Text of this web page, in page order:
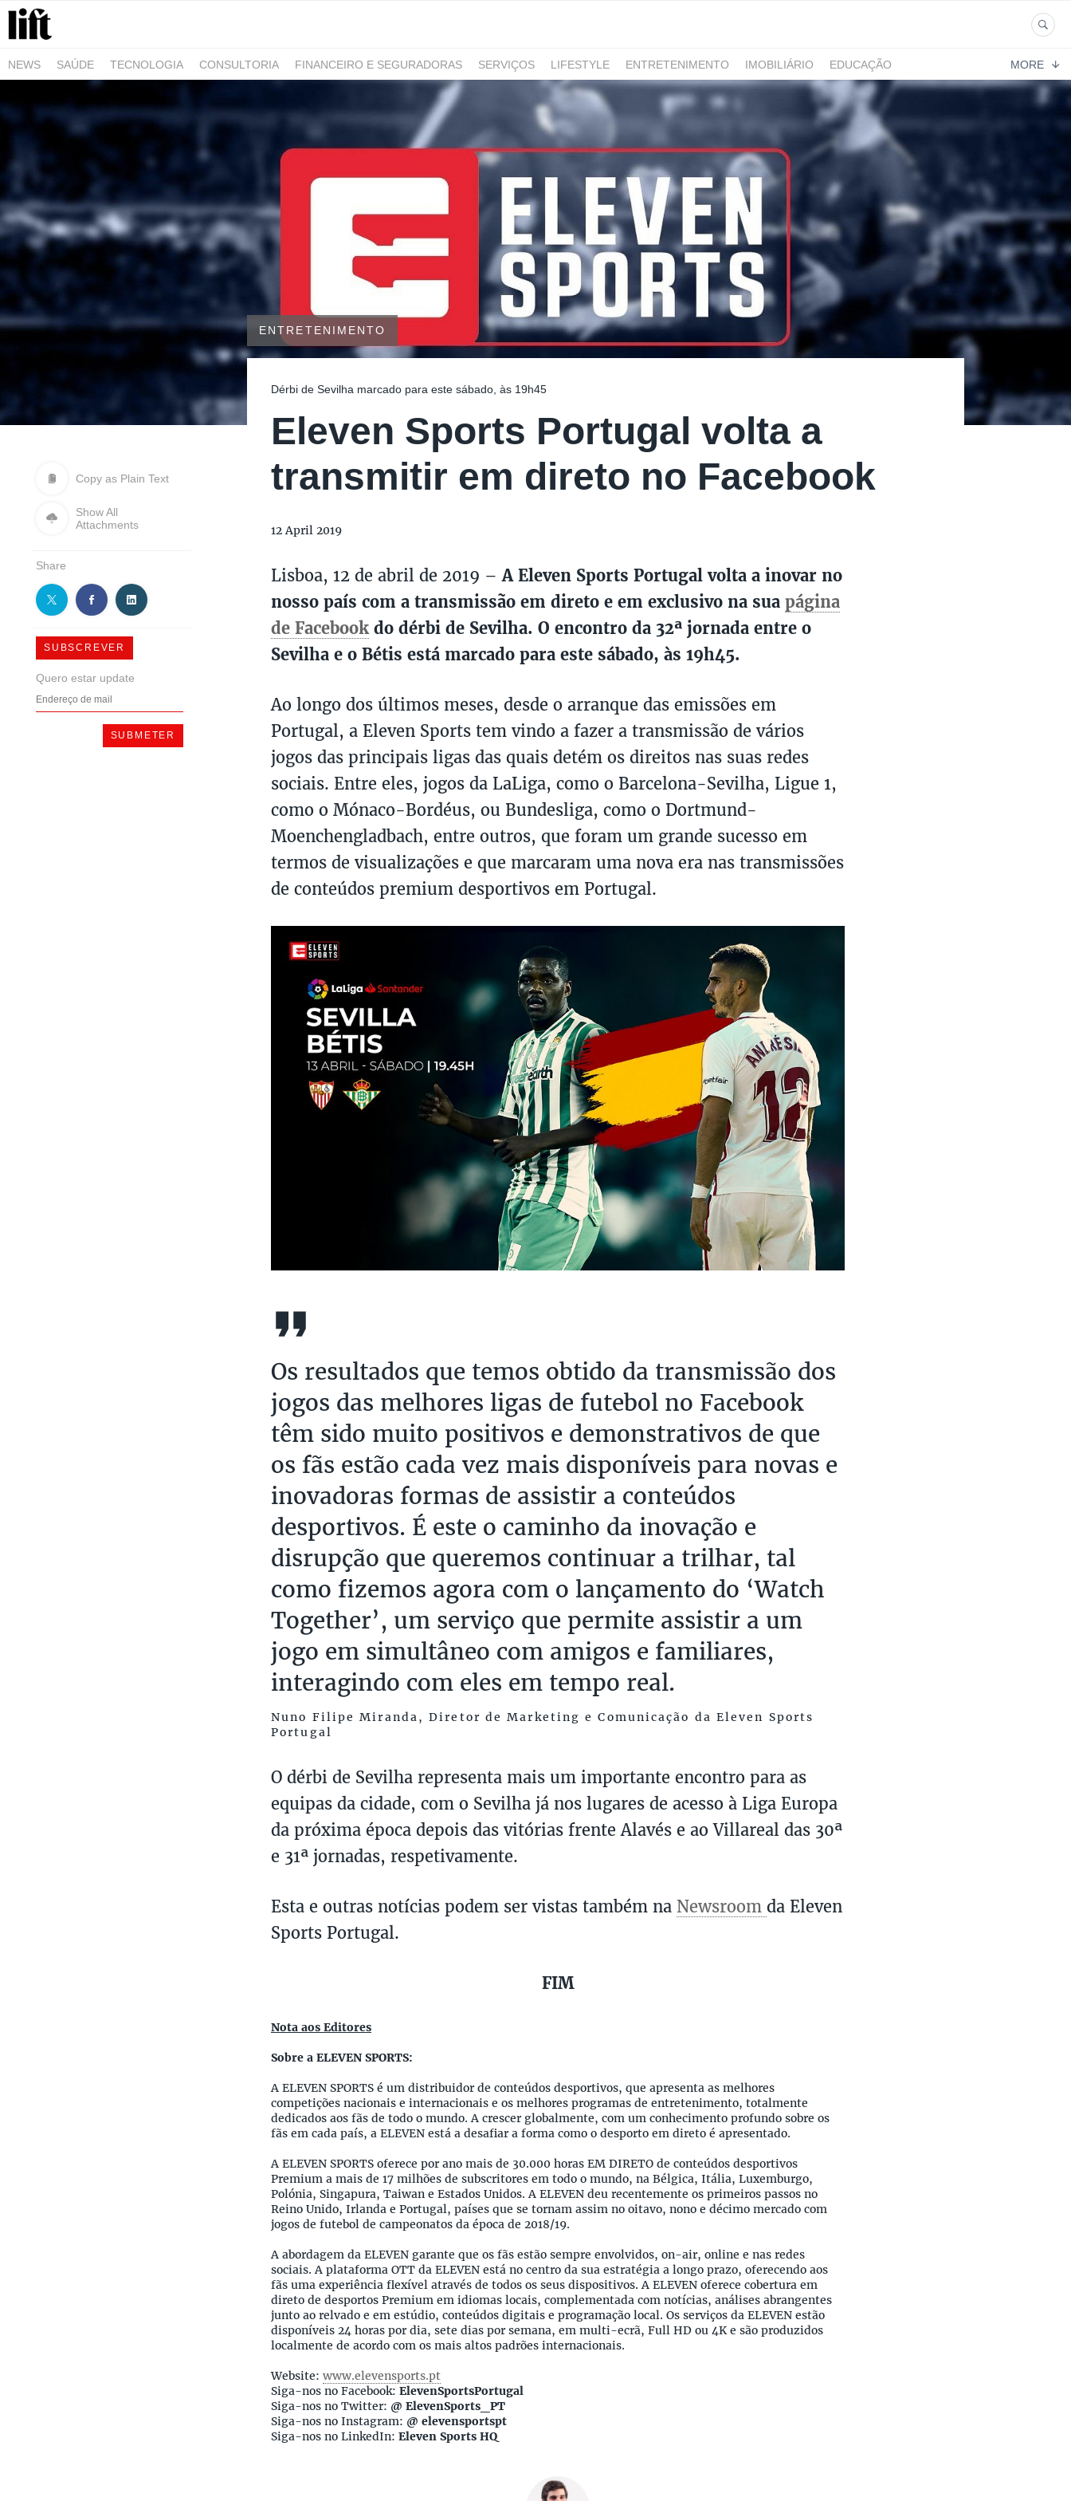
NEWS SAÚDE TECNOLOGIA CONSULTORIA FINANCEIRO E SEGURADORAS SERVIÇOS LIFESTYLE ENTRETENIMENTO IMOBILIÁRIO
EDUCAÇÃO
AGRO-ALIMENTAR
NOTÍCIAS
MORE
Copy as Plain Text
Show All
Attachments
Share
SUBSCREVER
Quero estar update
ENTRETENIMENTO
Dérbi de Sevilha marcado para este sábado, às 19h45
Eleven Sports Portugal volta a
transmitir em direto no Facebook
12 April 2019
Lisboa, 12 de abril de 2019 –A Eleven Sports Portugal volta a inovar no
nosso país com a transmissão em direto e em exclusivo na sua página
de Facebook do dérbi de Sevilha. O encontro da 32ª jornada entre o
Sevilha e o Bétis está marcado para este sábado, às 19h45.
Ao longo dos últimos meses, desde o arranque das emissões em
Portugal, a Eleven Sports tem vindo a fazer a transmissão de vários
jogos das principais ligas das quais detém os direitos nas suas redes
sociais. Entre eles, jogos da LaLiga, como o Barcelona-Sevilha, Ligue 1,
como o Mónaco-Bordéus, ou Bundesliga, como o Dortmund-
Moenchengladbach, entre outros, que foram um grande sucesso em
termos de visualizações e que marcaram uma nova era nas transmissões
de conteúdos premium desportivos em Portugal.
Os resultados que temos obtido da transmissão dos
jogos das melhores ligas de futebol no Facebook
têm sido muito positivos e demonstrativos de que
os fãs estão cada vez mais disponíveis para novas e
inovadoras formas de assistir a conteúdos
desportivos. É este o caminho da inovação e
disrupção que queremos continuar a trilhar, tal
como fizemos agora com o lançamento do ‘Watch
Together’, um serviço que permite assistir a um
jogo em simultâneo com amigos e familiares,
interagindo com eles em tempo real.
Nuno Filipe Miranda, Diretor de Marketing e Comunicação da Eleven Sports
Portugal
O dérbi de Sevilha representa mais um importante encontro para as
equipas da cidade, com o Sevilha já nos lugares de acesso à Liga Europa
da próxima época depois das vitórias frente Alavés e ao Villareal das 30ª
e 31ª jornadas, respetivamente.
Esta e outras notícias podem ser vistas também na Newsroom da Eleven
Sports Portugal.
FIM
Nota aos Editores
Sobre a ELEVEN SPORTS:
A ELEVEN SPORTS é um distribuidor de conteúdos desportivos, que apresenta as melhores
competições nacionais e internacionais e os melhores programas de entretenimento, totalmente
dedicados aos fãs de todo o mundo. A crescer globalmente, com um conhecimento profundo sobre os
fãs em cada país, a ELEVEN está a desafiar a forma como o desporto em direto é apresentado.
A ELEVEN SPORTS oferece por ano mais de 30.000 horas EM DIRETO de conteúdos desportivos
Premium a mais de 17 milhões de subscritores em todo o mundo, na Bélgica, Itália, Luxemburgo,
Polónia, Singapura, Taiwan e Estados Unidos. A ELEVEN deu recentemente os primeiros passos no
Reino Unido, Irlanda e Portugal, países que se tornam assim no oitavo, nono e décimo mercado com
jogos de futebol de campeonatos da época de 2018/19.
A abordagem da ELEVEN garante que os fãs estão sempre envolvidos, on-air, online e nas redes
sociais. A plataforma OTT da ELEVEN está no centro da sua estratégia a longo prazo, oferecendo aos
fãs uma experiência flexível através de todos os seus dispositivos. A ELEVEN oferece cobertura em
direto de desportos Premium em idiomas locais, complementada com notícias, análises abrangentes
junto ao relvado e em estúdio, conteúdos digitais e programação local. Os serviços da ELEVEN estão
disponíveis 24 horas por dia, sete dias por semana, em multi-ecrã, Full HD ou 4K e são produzidos
localmente de acordo com os mais altos padrões internacionais.
Website: www.elevensports.pt
Siga-nos no Facebook: ElevenSportsPortugal
Siga-nos no Twitter: @ ElevenSports_PT
Siga-nos no Instagram: @ elevensportspt
Siga-nos no LinkedIn: Eleven Sports HQ